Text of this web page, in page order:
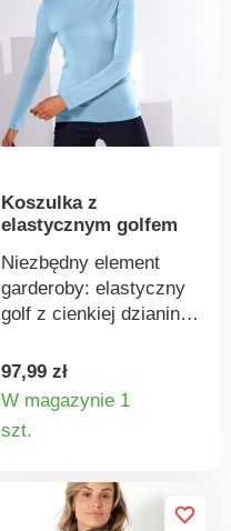
Koszulka z
elastycznym golfem
Niezbędny element
garderoby: elastyczny
golf z cienkiej dzianiny,
skórę. Elastyczna
bawełna łatwa w
pielęgnacji i noszeniu.
Stójka. Długie rękawy.
według Oeko-Tex (nr CQ
1216/3 IFTH). Znak ten
97,99 zł
W magazynie 1
szt.